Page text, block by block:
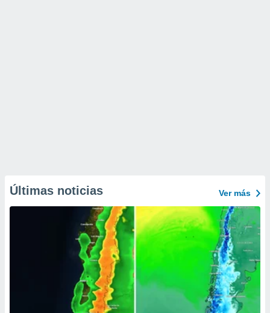
Últimas noticias Ver más